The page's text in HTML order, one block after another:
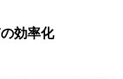
効率化